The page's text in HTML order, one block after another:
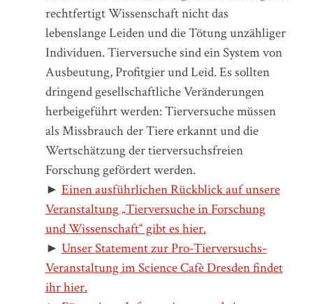
rechtfertigt Wissenschaft nicht das
lebenslange Leiden und die Tötung unzähliger
Individuen. Tierversuche sind ein System von
Ausbeutung, Profitgier und Leid. Es sollten
dringend gesellschaftliche Veränderungen
herbeigeführt werden: Tierversuche müssen
als Missbrauch der Tiere erkannt und die
Wertschätzung der tierversuchsfreien
Forschung gefördert werden.
►Einen ausführlichen Rückblick auf unsere
Veranstaltung „Tierversuche in Forschung
und Wissenschaft“ gibt es hier.
►Unser Statement zur Pro-Tierversuchs-
Veranstaltung im Science Cafè Dresden findet
ihr hier.